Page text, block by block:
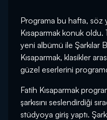
Programa bu hafta, söz
Kısaparmak konuk oldu.
yeni albümü ile Şarkılar
Kısaparmak, klasikler
güzel eserlerini
Fatih Kısaparmak
şarkısını seslendirdiği
stüdyoya giriş yaptı.